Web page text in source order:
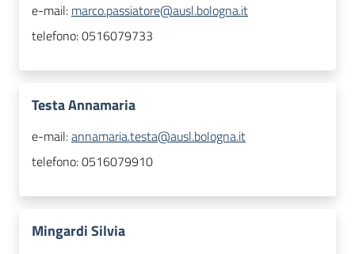
e-mail: marco.passiatore@ausl.bologna.it
telefono:0516079733
Testa Annamaria
e-mail:annamaria.testa@ausl.bologna.it
telefono:0516079910
Mingardi Silvia